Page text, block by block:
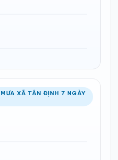
XÃ TÂN ĐỊNH 7 NGÀY